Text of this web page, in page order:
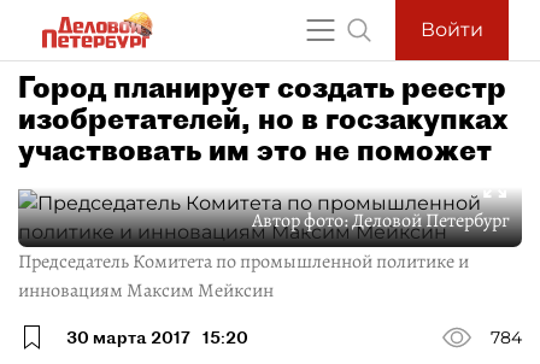
Войти
Город планирует создать реестр
изобретателей, но в госзакупках
участвовать им это не поможет
Автор фото:Деловой Петербург
Председатель Комитета по промышленной политике и
инновациям Максим Мейксин
30 марта 2017 15:20
784